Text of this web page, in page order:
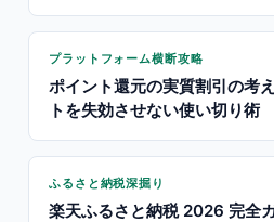
プラットフォーム横断攻略
ポイント還元の実質割引の考
トを失効させない使い切り術
ふるさと納税深掘り
楽天ふるさと納税 2026 完全